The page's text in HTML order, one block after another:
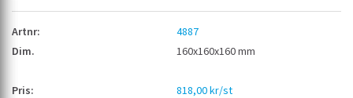
4887
160x160x160 mm
818,00 kr/st